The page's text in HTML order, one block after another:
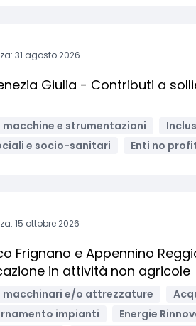
31 agosto 2026
Giulia - Contributi a
e strumentazioni
e socio-sanitari
Enti no
15 ottobre 2026
Frignano e Appennino
in attività non agricole
macchinari e/o attrezzature
impianti
Energie